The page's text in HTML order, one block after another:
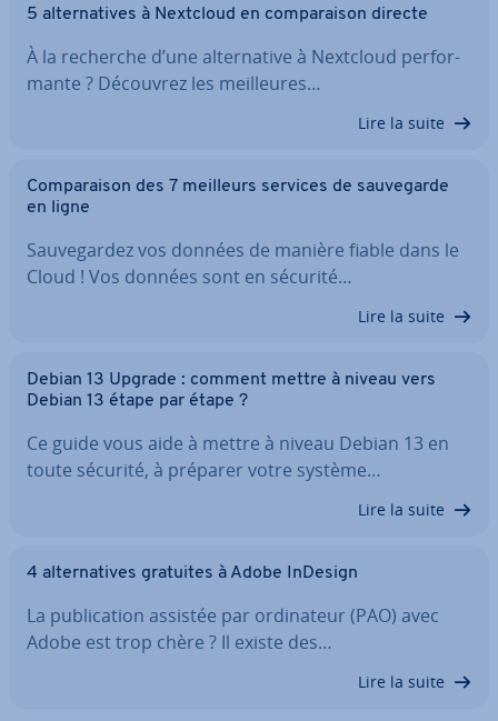
5 al­ter­na­tives à Nextcloud en com­pa­rai­son directe
À la recherche d’une al­ter­na­tive à Nextcloud per­for­
mante ? Découvrez les meil­leures…
Lire la suite
Com­pa­rai­son des 7 meilleurs services de sau­ve­garde
en ligne
Sau­ve­gar­dez vos données de manière fiable dans le
Cloud ! Vos données sont en sécurité…
Lire la suite
Debian 13 Upgrade : comment mettre à niveau vers
Debian 13 étape par étape ?
Ce guide vous aide à mettre à niveau Debian 13 en
toute sécurité, à préparer votre système…
Lire la suite
4 al­ter­na­tives gratuites à Adobe InDesign
La pu­bli­ca­tion assistée par or­di­na­teur (PAO) avec
Adobe est trop chère ? Il existe des…
Lire la suite